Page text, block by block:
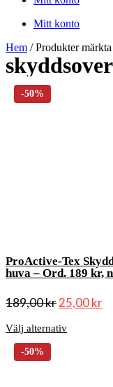
Mitt konto
Hem / Produkter
ProActive-Tex
huva – Ord. 189 kr,
189,00kr25,00kr
Välj alternativ